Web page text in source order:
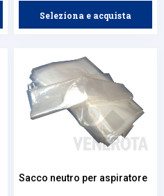
Seleziona e acquista
Sacco neutro per aspiratore